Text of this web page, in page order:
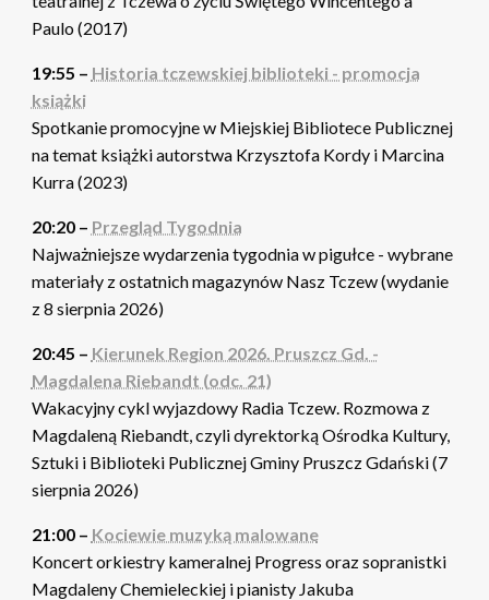
Paulo (2017)
19:55 – Historia tczewskiej biblioteki - promocja
książki
Spotkanie promocyjne w Miejskiej Bibliotece Publicznej
na temat książki autorstwa Krzysztofa Kordy i Marcina
Kurra (2023)
20:20 – Przegląd Tygodnia
Najważniejsze wydarzenia tygodnia w pigułce - wybrane
materiały z ostatnich magazynów Nasz Tczew (wydanie
z 8 sierpnia 2026)
20:45 – Kierunek Region 2026. Pruszcz Gd. -
Magdalena Riebandt (odc. 21)
Wakacyjny cykl wyjazdowy Radia Tczew. Rozmowa z
Magdaleną Riebandt, czyli dyrektorką Ośrodka Kultury,
Sztuki i Biblioteki Publicznej Gminy Pruszcz Gdański (7
sierpnia 2026)
21:00 – Kociewie muzyką malowane
Koncert orkiestry kameralnej Progress oraz sopranistki
Magdaleny Chemieleckiej i pianisty Jakuba